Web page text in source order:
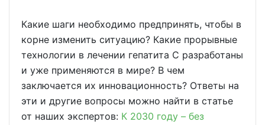
Какие шаги необходимо предпринять, чтобы в
корне изменить ситуацию? Какие прорывные
технологии в лечении гепатита С разработаны
и уже применяются в мире? В чем
заключается их инновационность? Ответы на
эти и другие вопросы можно найти в статье
от наших экспертов: К 2030 году – без